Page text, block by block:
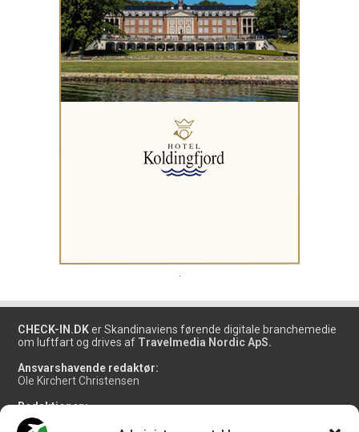
CHECK-IN.DK er Skandinaviens førende digitale branchemedie
om luftfart og drives af Travelmedia Nordic ApS.
Ansvarshavende redaktør:
Ole Kirchert Christensen
Redaktionen:
Christian Granhøj Skouboe